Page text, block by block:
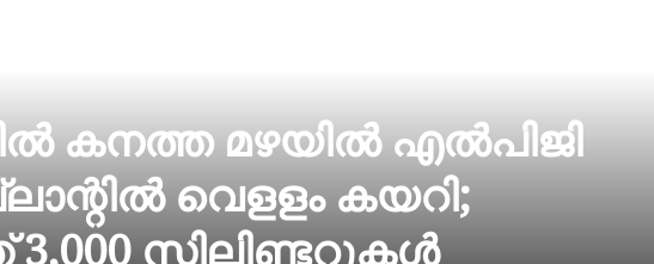
കനത്ത മഴയില്‍ എല്‍പിജി
വെളളം കയറി;
സിലിണ്ടറുകള്‍